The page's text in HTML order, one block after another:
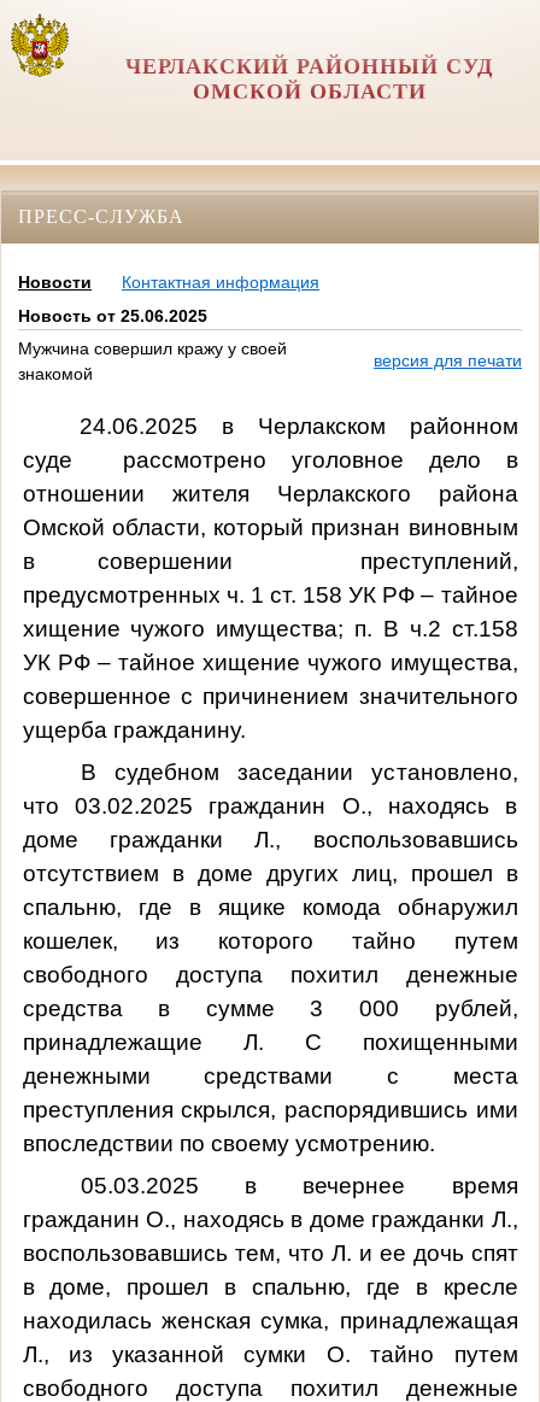
ЧЕРЛАКСКИЙ РАЙОННЫЙ СУД
ОМСКОЙ ОБЛАСТИ
ПРЕСС-СЛУЖБА
Новости
Контактная информация
Новость от 25.06.2025
Мужчина совершил кражу у своей
знакомой
версия для печати
24.06.2025 в Черлакском районном
суде рассмотрено уголовное дело в
отношении жителя Черлакского района
Омской области, который признан виновным
в совершении преступлений,
предусмотренных ч. 1 ст. 158 УК РФ – тайное
хищение чужого имущества; п. В ч.2 ст.158
УК РФ – тайное хищение чужого имущества,
совершенное с причинением значительного
ущерба гражданину.
В судебном заседании установлено,
что 03.02.2025 гражданин О., находясь в
доме гражданки Л., воспользовавшись
отсутствием в доме других лиц, прошел в
спальню, где в ящике комода обнаружил
кошелек, из которого тайно путем
свободного доступа похитил денежные
средства в сумме 3 000 рублей,
принадлежащие Л. С похищенными
денежными средствами с места
преступления скрылся, распорядившись ими
впоследствии по своему усмотрению.
05.03.2025 в вечернее время
гражданин О., находясь в доме гражданки Л.,
воспользовавшись тем, что Л. и ее дочь спят
в доме, прошел в спальню, где в кресле
находилась женская сумка, принадлежащая
Л., из указанной сумки О. тайно путем
свободного доступа похитил денежные